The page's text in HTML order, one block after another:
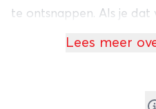
te ontsnappen. Als je
wel terecht op de
rondreist van eiland naar
Lees meer